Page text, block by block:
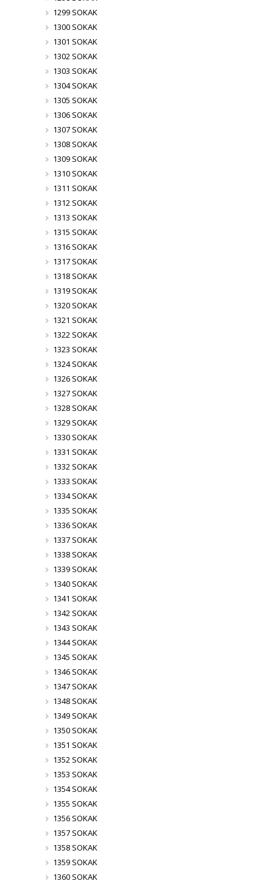
1299 SOKAK
1300 SOKAK
1301 SOKAK
1302 SOKAK
1303 SOKAK
1304 SOKAK
1305 SOKAK
1306 SOKAK
1307 SOKAK
1308 SOKAK
1309 SOKAK
1310 SOKAK
1311 SOKAK
1312 SOKAK
1313 SOKAK
1315 SOKAK
1316 SOKAK
1317 SOKAK
1318 SOKAK
1319 SOKAK
1320 SOKAK
1321 SOKAK
1322 SOKAK
1323 SOKAK
1324 SOKAK
1326 SOKAK
1327 SOKAK
1328 SOKAK
1329 SOKAK
1330 SOKAK
1331 SOKAK
1332 SOKAK
1333 SOKAK
1334 SOKAK
1335 SOKAK
1336 SOKAK
1337 SOKAK
1338 SOKAK
1339 SOKAK
1340 SOKAK
1341 SOKAK
1342 SOKAK
1343 SOKAK
1344 SOKAK
1345 SOKAK
1346 SOKAK
1347 SOKAK
1348 SOKAK
1349 SOKAK
1350 SOKAK
1351 SOKAK
1352 SOKAK
1353 SOKAK
1354 SOKAK
1355 SOKAK
1356 SOKAK
1357 SOKAK
1358 SOKAK
1359 SOKAK
1360 SOKAK